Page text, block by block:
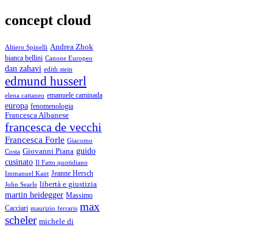
concept cloud
Altiero Spinelli Andrea Zhok
bianca bellini Canone Europeo
dan zahavi edith stein
edmund husserl
elena cattaneo emanuele caminada
europa fenomenologia
Francesca Albanese
francesca de vecchi
Francesca Forle Giacomo
Costa Giovanni Piana guido
cusinato Il Fatto quotidiano
Immanuel Kant Jeanne Hersch
John Searle libertà e giustizia
martin heidegger Massimo
Cacciari maurizio ferraris max
scheler michele di